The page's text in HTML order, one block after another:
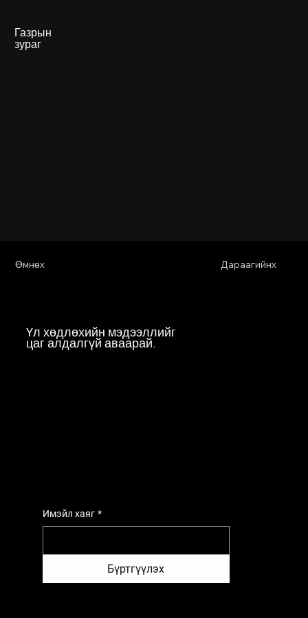
Газрын
зураг
Дараагийнх
Өмнөх
Үл хөдлөхийн мэдээллийг
цаг алдалгүй аваарай.
Имэйл хаяг *
Бүртгүүлэх